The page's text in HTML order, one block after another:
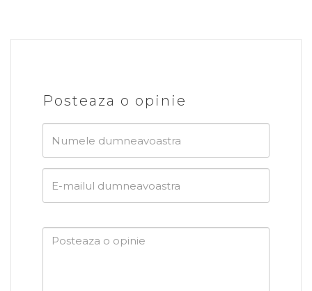
Posteaza o opinie
Numele
dumneavoastra
E-
mailul
dumneavoastra